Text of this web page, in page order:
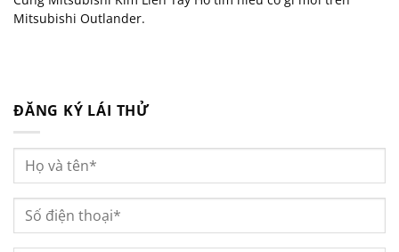
Mitsubishi Outlander.
ĐĂNG KÝ LÁI THỬ